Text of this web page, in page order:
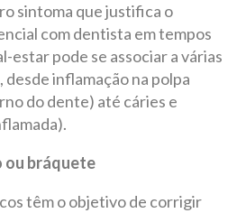
sintoma que justifica o
com dentista em tempos
estar pode se associar a várias
desde inflamação na polpa
do dente) até cáries e
ou bráquete
têm o objetivo de corrigir